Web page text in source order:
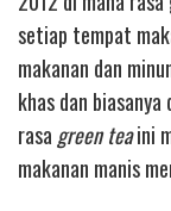
setiap tempat
makanan dan
khas dan
rasa green teaini
makanan manis